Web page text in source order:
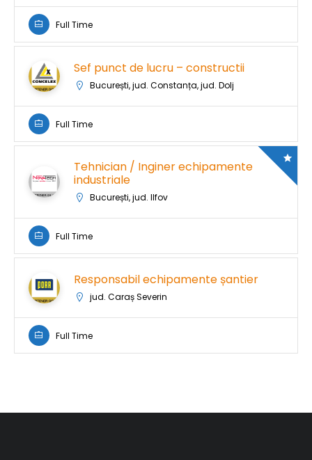
Full Time
Sef punct de lucru – constructii
București, jud. Constanța, jud. Dolj
Full Time
Tehnician / Inginer echipamente
industriale
București, jud. Ilfov
Full Time
Responsabil echipamente șantier
jud. Caraș Severin
Full Time